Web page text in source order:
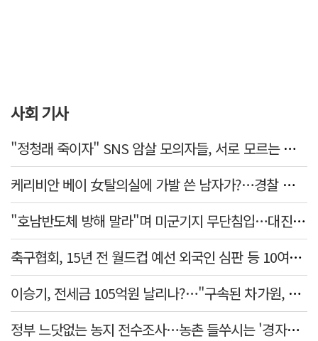
사회 기사
"정청래 죽이자" SNS 암살 모의자들, 서로 모르는 사이였다…檢송치
케리비안 베이 女탈의실에 가발 쓴 남자가?…경찰 추적 중
"호남반도체 방해 말라"며 미군기지 무단침입…대진연 회원 3명 '구속'
축구협회, 15년 전 월드컵 예선 외국인 심판 등 10여명에 '성 접대'
이승기, 전세금 105억원 날리나?…"구속된 차가원, 형사 범죄 영역"
정부 느닷없는 농지 전수조사…농촌 들쑤시는 '경자유전'의 칼날